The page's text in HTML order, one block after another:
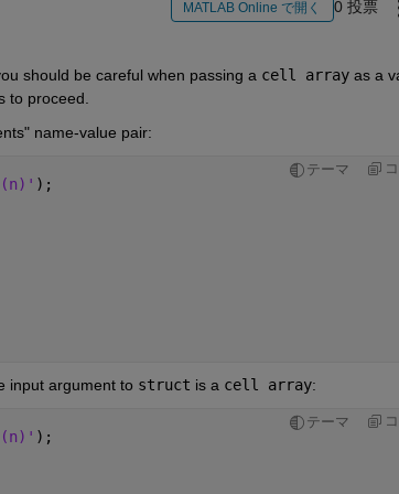
MATLAB Online で開く 0 投票
should be careful when passing a cell array as a
to proceed.
name-value pair:
テーマ
);
input argument to struct is a cell array:
テーマ
);